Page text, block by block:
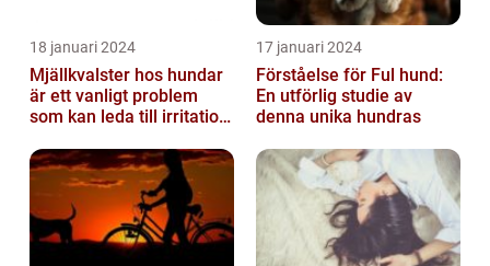
18 januari 2024
Mjällkvalster hos hundar
är ett vanligt problem
som kan leda till irritation
hun...
17 januari 2024
Förståelse för Ful hund:
En utförlig studie av
denna unika hundras